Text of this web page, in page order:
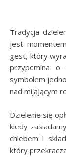
Tradycja dzielenia się opłatkiem podczas wigilijnej kolacji
jest
gest, który
przypomina o
symbolem
nad mijającym
Dzielenie się
kiedy
chlebem i
który